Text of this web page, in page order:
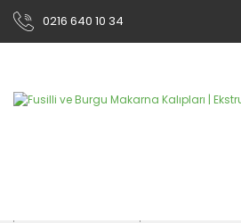
0216 640 10 34